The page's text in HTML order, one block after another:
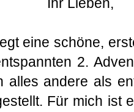
eine schöne,
2.
alles andere als
Für mich ist